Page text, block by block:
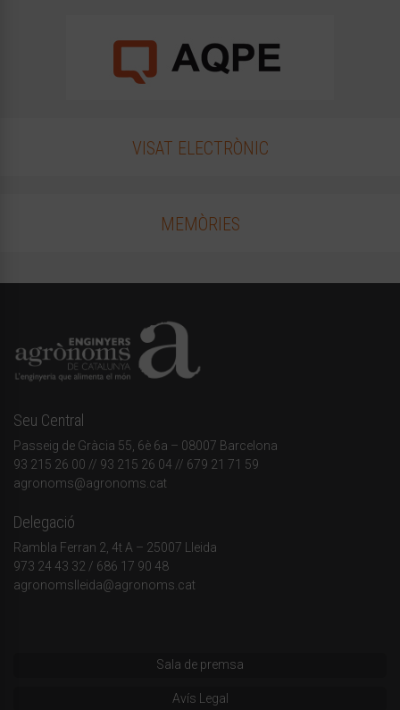
VISAT ELECTRÒNIC
MEMÒRIES
Seu Central
Passeig de Gràcia 55, 6è 6a – 08007 Barcelona
93 215 26 00 // 93 215 26 04 // 679 21 71 59
agronoms@agronoms.cat
Delegació
Rambla Ferran 2, 4t A – 25007 Lleida
973 24 43 32 / 686 17 90 48
agronomslleida@agronoms.cat
Sala de premsa
Avís Legal